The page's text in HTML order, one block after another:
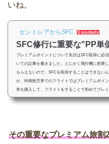
いね。
セントレアからSFC 3 pockets
SFC修行に重要な"PP単
プレミアムポイントについて先日はSFC取得に必
いての記事を書きました。とにかく飛行機に搭乗
もらえないので、SFCを取得することはできない
が、特典航空券でのフライトではプレミアムポイ
券を購入して、フライトをすることで初めてプレ
みになっているのです。PP単価とは上記の通り、
その重要なプレミアム旅